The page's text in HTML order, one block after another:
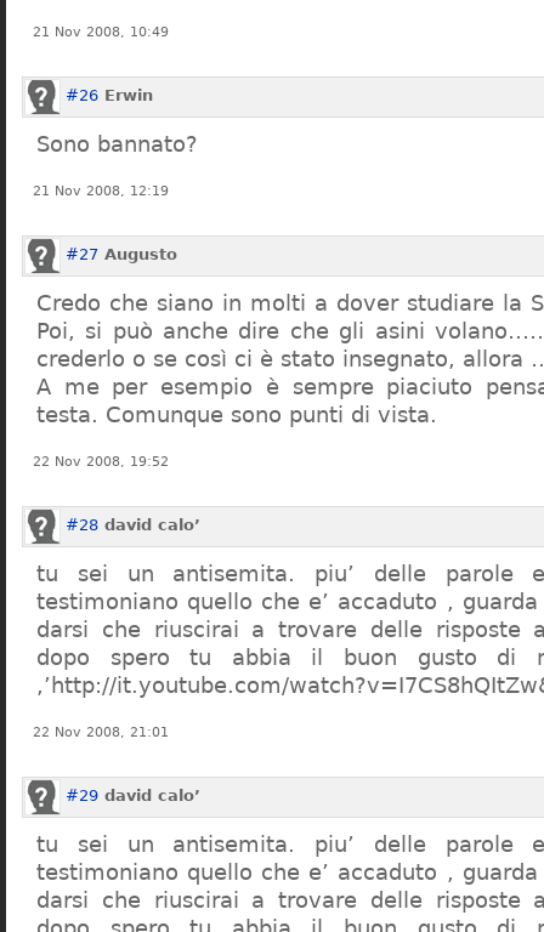
21 Nov 2008, 10:49
#26 Erwin
Sono bannato?
21 Nov 2008, 12:19
#27 Augusto
Credo che siano in molti a dover studiare la
Poi, si può anche dire che gli asini
crederlo o se così ci è stato insegnato,
A me per esempio è sempre piaciuto
testa. Comunque sono punti di vista.
22 Nov 2008, 19:52
#28 david calo’
tu sei un antisemita. piu’ delle parole
testimoniano quello che e’ accaduto , guarda
darsi che riuscirai a trovare delle risposte
dopo spero tu abbia il buon gusto di
,’http://it.youtube.com/
22 Nov 2008, 21:01
#29 david calo’
tu sei un antisemita. piu’ delle parole
testimoniano quello che e’ accaduto , guarda
darsi che riuscirai a trovare delle risposte